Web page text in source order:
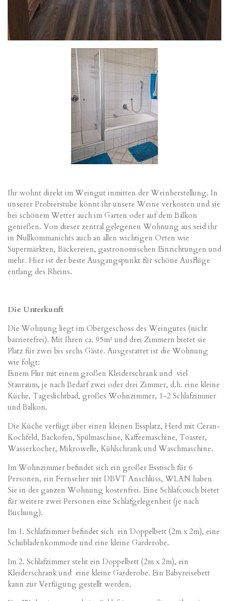
Ihr wohnt direkt im Weingut inmitten der Weinherstellung. In
unserer Probierstube könnt ihr unsere Weine verkosten und sie
bei schönem Wetter auch im Garten oder auf dem Balkon
genießen. Von dieser zentral gelegenen Wohnung aus seid ihr
in Nullkommanichts auch an allen wichtigen Orten wie
Supermärkten, Bäckereien, gastronomischen Einrichtungen und
mehr. Hier ist der beste Ausgangspunkt für schöne Ausflüge
entlang des Rheins.
Die Unterkunft
Die Wohnung liegt im Obergeschoss des Weingutes (nicht
barrierefrei). Mit Ihren ca. 95m² und drei Zimmern bietet sie
Platz für zwei bis sechs Gäste. Ausgestattet ist die Wohnung
wie folgt:
Einem Flur mit einem großen Kleiderschrank und viel
Stauraum, je nach Bedarf zwei oder drei Zimmer, d.h. eine kleine
Küche, Tageslichtbad, großes Wohnzimmer, 1-2 Schlafzimmer
und Balkon.
Die Küche verfügt über einen kleinen Essplatz, Herd mit Ceran-
Kochfeld, Backofen, Spülmaschine, Kaffeemaschine, Toaster,
Wasserkocher, Mikrowelle, Kühlschrank und Waschmaschine.
Im Wohnzimmer befindet sich ein großer Esstisch für 6
Personen, ein Fernseher mit DBVT Anschluss, WLAN haben
Sie in der ganzen Wohnung kostenfrei. Eine Schlafcouch bietet
für weitere zwei Personen eine Schlafgelegenheit (je nach
Buchung).
Im 1. Schlafzimmer befindet sich ein Doppelbett (2m x 2m), eine
Schubladenkommode und eine kleine Garderobe.
Im 2. Schlafzimmer steht ein Doppelbett (2m x 2m), ein
Kleiderschrank und eine kleine Garderobe. Ein Babyreisebett
kann zur Verfügung gestellt werden.